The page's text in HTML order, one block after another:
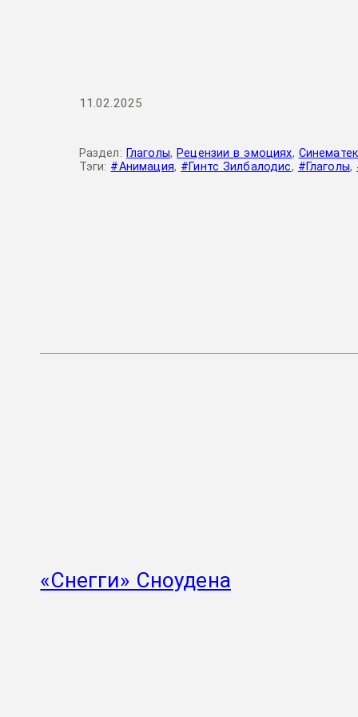
11.02.2025
Раздел: Глаголы, Рецензии в эмоциях,
Тэги: #Анимация, #Гинтс Зилбалодис, #Глаголы,
«Снегги» Сноудена